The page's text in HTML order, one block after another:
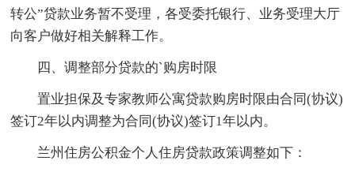
转公”贷款业务暂不受理，各受委托银行、业务受理大厅
向客户做好相关解释工作。
四、调整部分贷款的`购房时限
置业担保及专家教师公寓贷款购房时限由合同(协议)
签订2年以内调整为合同(协议)签订1年以内。
兰州住房公积金个人住房贷款政策调整如下：